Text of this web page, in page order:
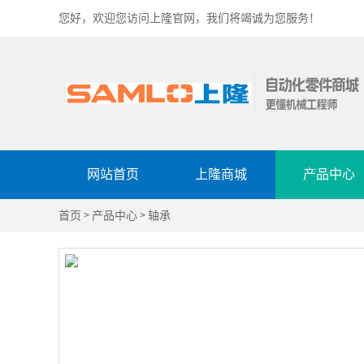
您好，欢迎您访问上隆官网，我们将竭诚为您服务！
网站首页 上隆商城 产品中心
首页 > 产品中心 > 轴承